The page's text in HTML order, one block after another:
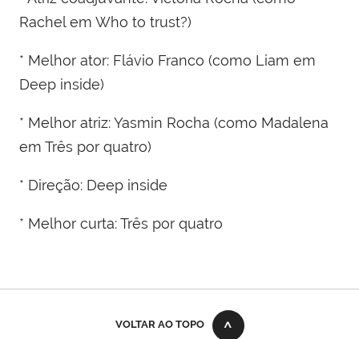
Rachel em Who to trust?)
* Melhor ator: Flávio Franco (como Liam em
Deep inside)
* Melhor atriz: Yasmin Rocha (como Madalena
em Três por quatro)
* Direção: Deep inside
* Melhor curta: Três por quatro
VOLTAR AO TOPO